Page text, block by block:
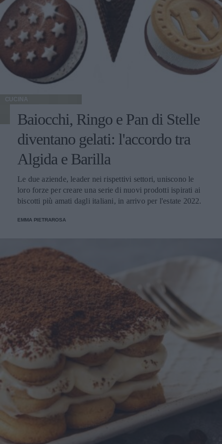
CUCINA
Baiocchi, Ringo e Pan di Stelle
diventano gelati: l'accordo tra
Algida e Barilla
Le due aziende, leader nei rispettivi settori, uniscono le
loro forze per creare una serie di nuovi prodotti ispirati ai
biscotti più amati dagli italiani, in arrivo per l'estate 2022.
EMMA PIETRAROSA